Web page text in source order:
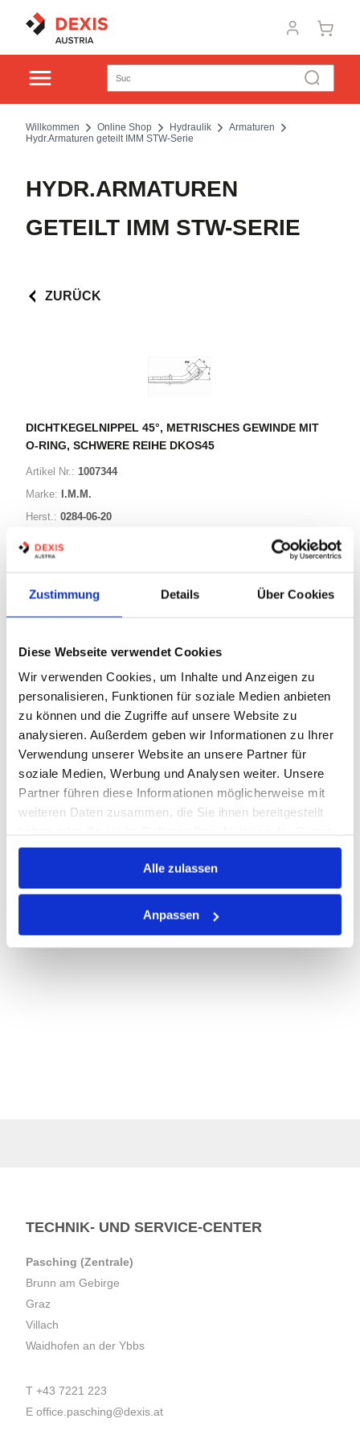
Zustimmung Details Über Cookies
Diese Webseite verwendet Cookies
Wir verwenden Cookies, um Inhalte und Anzeigen zu
personalisieren, Funktionen für soziale Medien anbieten
zu können und die Zugriffe auf unsere Website zu
analysieren. Außerdem geben wir Informationen zu Ihrer
Verwendung unserer Website an unsere Partner für
soziale Medien, Werbung und Analysen weiter. Unsere
Partner führen diese Informationen möglicherweise mit
weiteren Daten zusammen, die Sie ihnen bereitgestellt
gesammelt haben.
Alle zulassen
Anpassen
Willkommen Online Shop Hydraulik
Armaturen
Hydr.Armaturen geteilt IMM STW-Serie
HYDR.ARMATUREN
GETEILT IMM STW-SERIE
ZURÜCK
DICHTKEGELNIPPEL 45°, METRISCHES GEWINDE MIT
O-RING, SCHWERE REIHE DKOS45
Artikel Nr.: 1007344
Marke: I.M.M.
Herst.: 0284-06-20
Bezeichnung:
17 Varianten
Auf Lager
Lager anzeigen
Print
PRODUKTBESCHREIBUNG
ALLE SPEZIFIKATIONEN
TECHNIK- UND SERVICE-CENTER
Pasching (Zentrale)
Brunn am Gebirge
Graz
Villach
Waidhofen an der Ybbs
T +43 7221 223
E office.pasching@dexis.at